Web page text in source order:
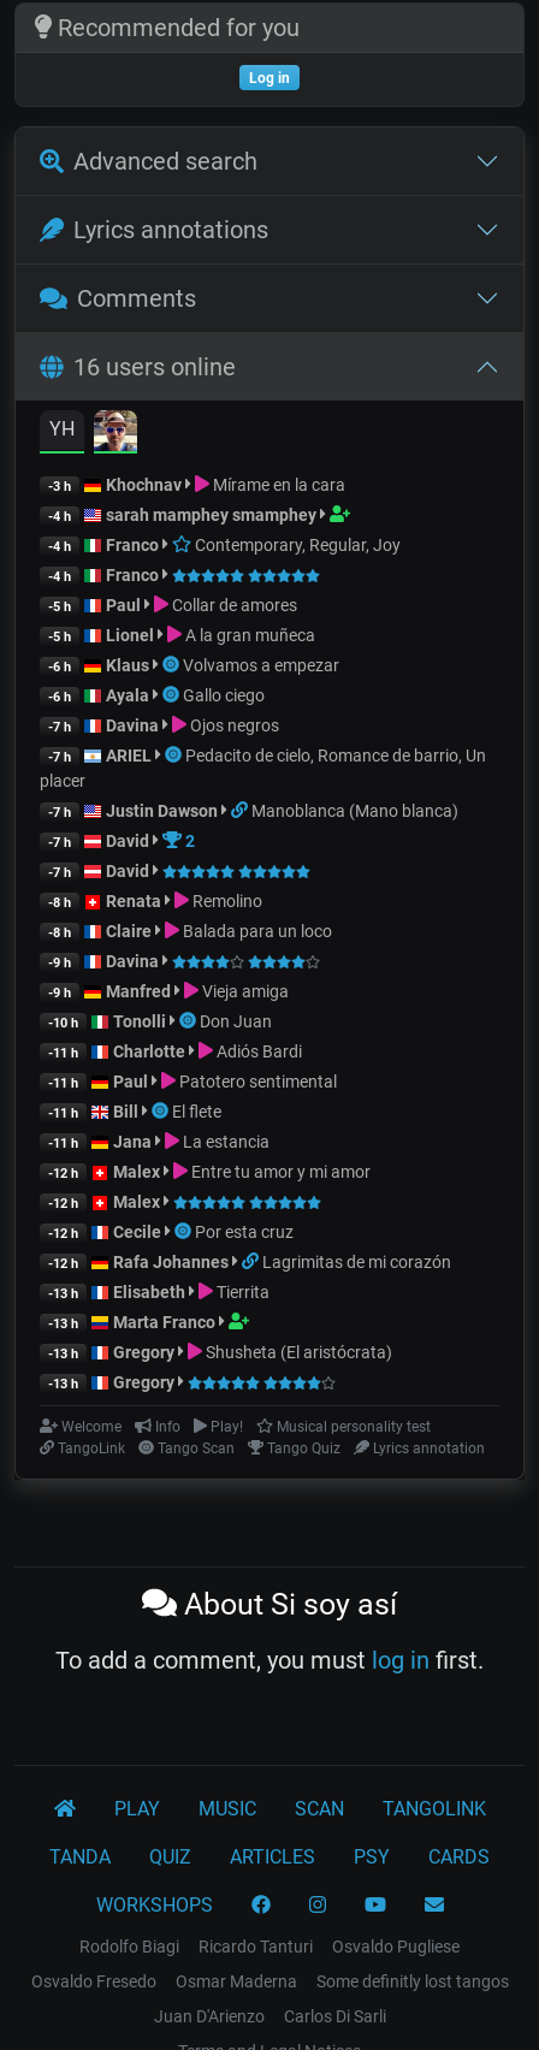
Recommended for you
Log in
Advanced search
Lyrics annotations
Comments
16 users online
YH
-3 h Khochnav Mírame en la cara
-4 h sarah mamphey smamphey
-4 h Franco Contemporary, Regular, Joy
-4 h Franco
-5 h Paul Collar de amores
-5 h Lionel A la gran muñeca
-6 h Klaus Volvamos a empezar
-6 h Ayala Gallo ciego
-7 h Davina Ojos negros
-7 h ARIEL
Pedacito de cielo, Romance de barrio, Un
placer
-7 h Justin Dawson Manoblanca (Mano blanca)
-7 h David 2
-7 h David
-8 h Renata Remolino
-8 h Claire Balada para un loco
-9 h Davina
-9 h Manfred Vieja amiga
-10 h Tonolli Don Juan
-11 h Charlotte Adiós Bardi
-11 h Paul Patotero sentimental
-11 h Bill El flete
-11 h Jana La estancia
-12 h Malex Entre tu amor y mi amor
-12 h Malex
-12 h Cecile Por esta cruz
-12 h Rafa Johannes Lagrimitas de mi corazón
-13 h Elisabeth Tierrita
-13 h Marta Franco
-13 h Gregory Shusheta (El aristócrata)
-13 h Gregory
Welcome Info Play!
Musical personality test
TangoLink
Tango Scan Tango Quiz Lyrics annotation
About Si soy así
To add a comment, you must log in first.
PLAY MUSIC SCAN TANGOLINK
TANDA QUIZ ARTICLES PSY CARDS
WORKSHOPS
Rodolfo Biagi Ricardo Tanturi
Osvaldo Pugliese
Osvaldo Fresedo
Osmar Maderna
Some definitly lost tangos
Juan D'Arienzo
Carlos Di Sarli